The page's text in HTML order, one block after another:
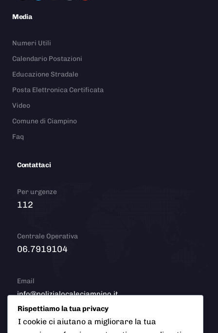
Media
Numeri Utili
Calendario Postazioni
Educazione Stradale
Posta Elettronica Certificata
Video
Comune di Ciampino
Faq
Contattaci
Per urgenze
112
Centrale Operativa
06.7919104
Email
info@polizialocaleciampino.it
Rispettiamo la tua privacy
I cookie ci aiutano a migliorare la tua